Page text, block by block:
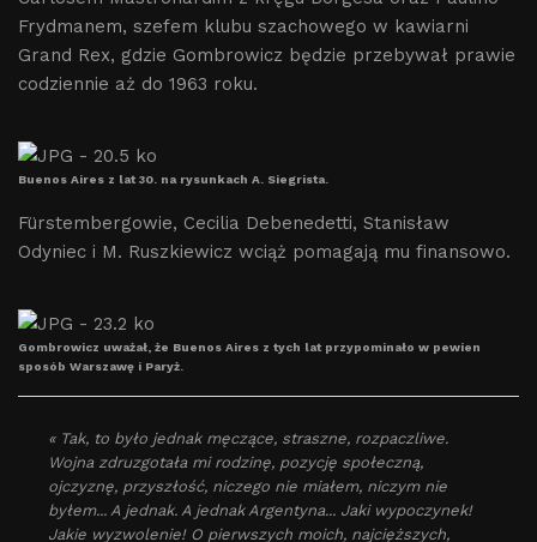
Frydmanem, szefem klubu szachowego w kawiarni
Grand Rex, gdzie Gombrowicz będzie przebywał prawie
codziennie aż do 1963 roku.
Buenos Aires z lat 30. na rysunkach A. Siegrista.
Fürstembergowie, Cecilia Debenedetti, Stanisław
Odyniec i M. Ruszkiewicz wciąż pomagają mu finansowo.
Gombrowicz uważał, że Buenos Aires z tych lat przypominało w pewien
sposób Warszawę i Paryż.
« Tak, to było jednak męczące, straszne, rozpaczliwe.
Wojna zdruzgotała mi rodzinę, pozycję społeczną,
ojczyznę, przyszłość, niczego nie miałem, niczym nie
byłem... A jednak. A jednak Argentyna... Jaki wypoczynek!
Jakie wyzwolenie! O pierwszych moich, najcięższych,